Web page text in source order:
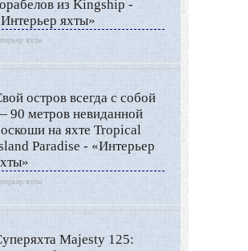
из Kingship -
яхты»
яхты
остров всегда с собой
90 метров невиданной
на яхте Tropical
Paradise - «Интерьер
яхты
Majesty 125: